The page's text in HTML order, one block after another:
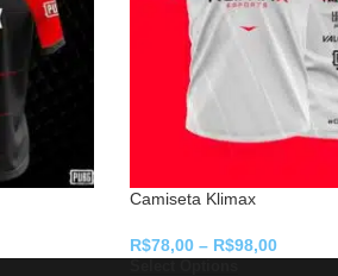
Camiseta Klimax
R$78,00 – R$98,00